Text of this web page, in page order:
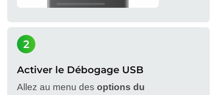
2
Activer le Débogage USB
Allez au menu des options du